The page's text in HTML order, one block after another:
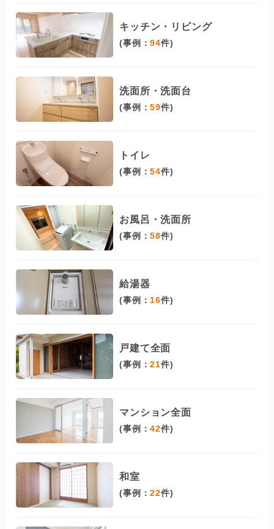
キッチン・リビング
(事例：94件)
洗面所・洗面台
(事例：59件)
トイレ
(事例：54件)
お風呂・洗面所
(事例：58件)
給湯器
(事例：16件)
戸建て全面
(事例：21件)
マンション全面
(事例：42件)
和室
(事例：22件)